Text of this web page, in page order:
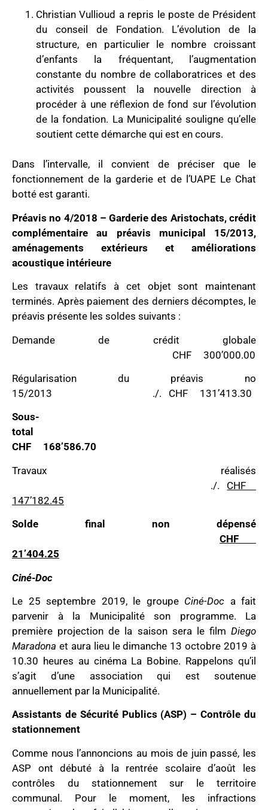
Christian Vullioud a repris le poste de Président
du conseil de Fondation. L’évolution de la
structure, en particulier le nombre croissant
d’enfants la fréquentant, l’augmentation
constante du nombre de collaboratrices et des
activités poussent la nouvelle direction à
procéder à une réflexion de fond sur l’évolution
de la fondation. La Municipalité souligne qu’elle
soutient cette démarche qui est en cours.
Dans l’intervalle, il convient de préciser que le
fonctionnement de la garderie et de l’UAPE Le Chat
botté est garanti.
Préavis no 4/2018 – Garderie des Aristochats, crédit
complémentaire au préavis municipal 15/2013,
aménagements extérieurs et améliorations
acoustique intérieure
Les travaux relatifs à cet objet sont maintenant
terminés. Après paiement des derniers décomptes, le
préavis présente les soldes suivants :
Demande de crédit globale
CHF 300’000.00
Régularisation du préavis no
15/2013 ./. CHF 131’413.30
Sous-
total
CHF 168’586.70
Travaux réalisés
./. CHF
147’182.45
Solde final non dépensé
CHF
21’404.25
Ciné-Doc
Le 25 septembre 2019, le groupe Ciné-Doc a fait
parvenir à la Municipalité son programme. La
première projection de la saison sera le film Diego
Maradona et aura lieu le dimanche 13 octobre 2019 à
10.30 heures au cinéma La Bobine. Rappelons qu’il
s’agit d’une association qui est soutenue
annuellement par la Municipalité.
Assistants de Sécurité Publics (ASP) – Contrôle du
stationnement
Comme nous l’annoncions au mois de juin passé, les
ASP ont débuté à la rentrée scolaire d’août les
contrôles du stationnement sur le territoire
communal. Pour le moment, les infractions